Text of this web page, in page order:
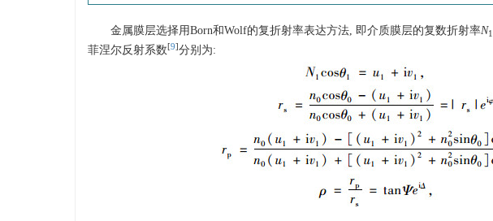
金属膜层选择用Born和Wolf的复折射率表达方法, 即介质膜层的复数折射率N1
菲涅尔反射系数[9]分别为: